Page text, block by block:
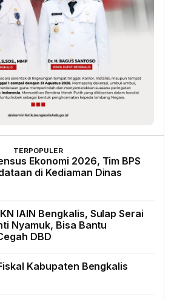
TERPOPULER
Ekonomi 2026, Tim BPS
di Kediaman Dinas
IAIN Bengkalis, Sulap Serai
Nyamuk, Bisa Bantu
DBD
Kabupaten Bengkalis